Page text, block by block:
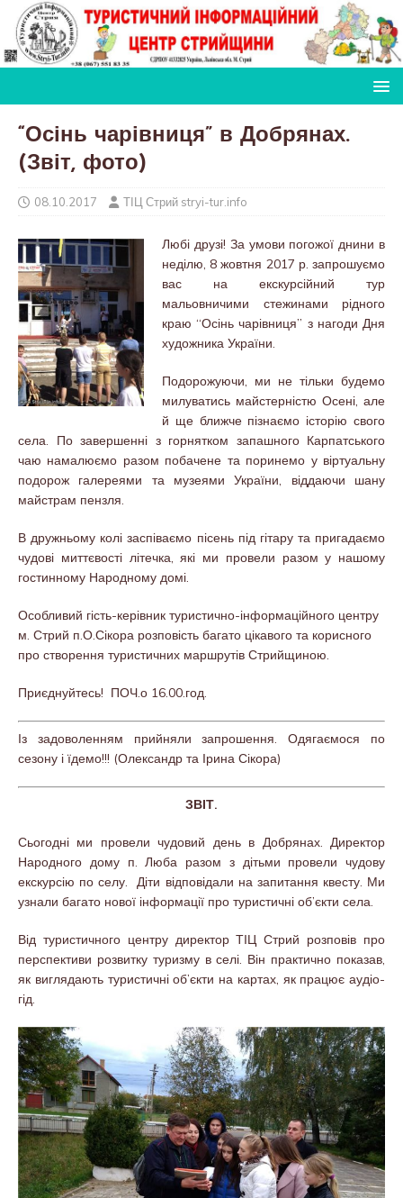
“Осінь чарівниця” в Добрянах.
(Звіт, фото)
08.10.2017 ТІЦ Стрий stryi-tur.info
Любі друзі! За умови погожої днини в
неділю, 8 жовтня 2017 р. запрошуємо
вас на екскурсійний тур
мальовничими стежинами рідного
краю “Осінь чарівниця” з нагоди Дня
художника України.
Подорожуючи, ми не тільки будемо
милуватись майстерністю Осені, але
й ще ближче пізнаємо історію свого
села. По завершенні з горнятком запашного Карпатського
чаю намалюємо разом побачене та поринемо у віртуальну
подорож галереями та музеями України, віддаючи шану
майстрам пензля.
В дружньому колі заспіваємо пісень під гітару та пригадаємо
чудові миттєвості літечка, які ми провели разом у нашому
гостинному Народному домі.
Особливий гість-керівник туристично-інформаційного центру
м. Стрий п.О.Сікора розповість багато цікавого та корисного
про створення туристичних маршрутів Стрийщиною.
Приєднуйтесь! ПОЧ.о 16.00.год.
Із задоволенням прийняли запрошення. Одягаємося по
сезону і їдемо!!! (Олександр та Ірина Сікора)
ЗВІТ.
Сьогодні ми провели чудовий день в Добрянах. Директор
Народного дому п. Люба разом з дітьми провели чудову
екскурсію по селу. Діти відповідали на запитання квесту. Ми
узнали багато нової інформації про туристичні об’єкти села.
Від туристичного центру директор ТІЦ Стрий розповів про
перспективи розвитку туризму в селі. Він практично показав,
як виглядають туристичні об’єкти на картах, як працює аудіо-
гід.